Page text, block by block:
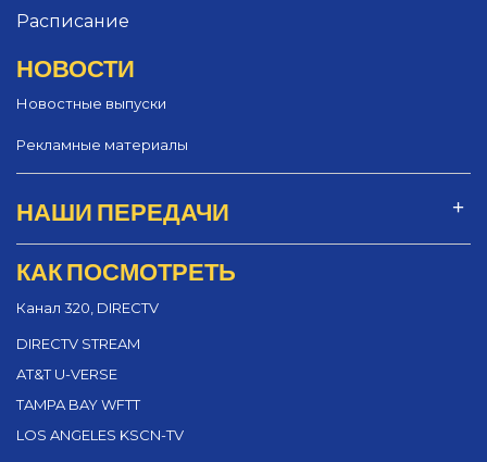
Расписание
НОВОСТИ
Новостные выпуски
Рекламные материалы
НАШИ ПЕРЕДАЧИ
КАК ПОСМОТРЕТЬ
Канал 320, DIRECTV
DIRECTV STREAM
AT&T U-VERSE
TAMPA BAY WFTT
LOS ANGELES KSCN-TV